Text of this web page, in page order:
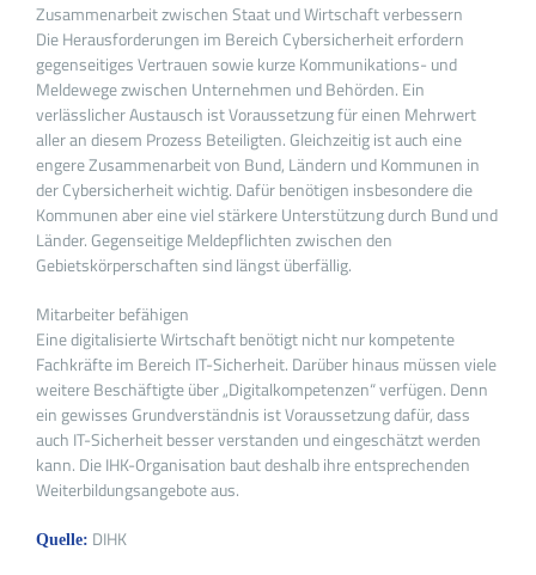
Zusammenarbeit zwischen Staat und Wirtschaft verbessern
Die Herausforderungen im Bereich Cybersicherheit erfordern
gegenseitiges Vertrauen sowie kurze Kommunikations- und
Meldewege zwischen Unternehmen und Behörden. Ein
verlässlicher Austausch ist Voraussetzung für einen Mehrwert
aller an diesem Prozess Beteiligten. Gleichzeitig ist auch eine
engere Zusammenarbeit von Bund, Ländern und Kommunen in
der Cybersicherheit wichtig. Dafür benötigen insbesondere die
Kommunen aber eine viel stärkere Unterstützung durch Bund und
Länder. Gegenseitige Meldepflichten zwischen den
Gebietskörperschaften sind längst überfällig.
Mitarbeiter befähigen
Eine digitalisierte Wirtschaft benötigt nicht nur kompetente
Fachkräfte im Bereich IT-Sicherheit. Darüber hinaus müssen viele
weitere Beschäftigte über „Digitalkompetenzen“ verfügen. Denn
ein gewisses Grundverständnis ist Voraussetzung dafür, dass
auch IT-Sicherheit besser verstanden und eingeschätzt werden
kann. Die IHK-Organisation baut deshalb ihre entsprechenden
Weiterbildungsangebote aus.
Quelle: DIHK